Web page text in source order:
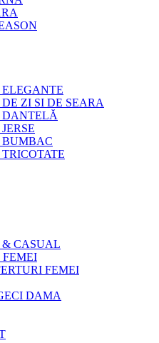
ZI SI DE SEARA
DANTELĂ
BUMBAC
& CASUAL
FEMEI
FEMEI
DAMA